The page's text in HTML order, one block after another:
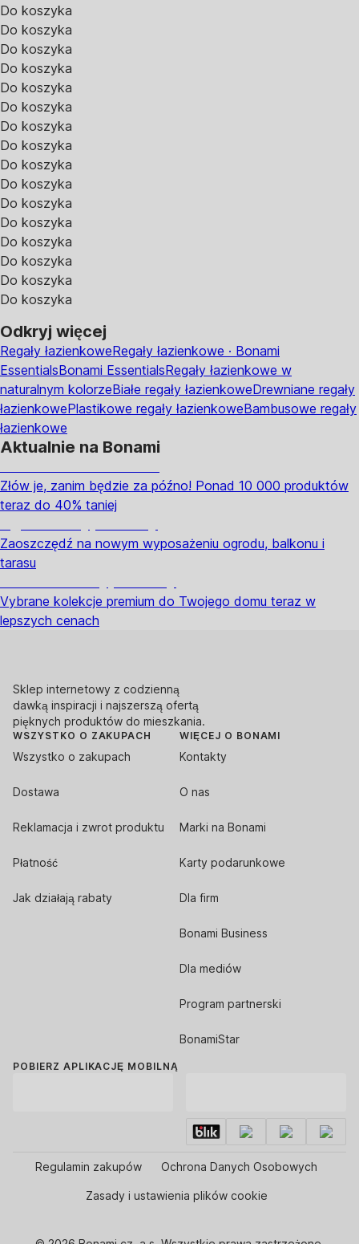
Do koszyka
Do koszyka
Do koszyka
Do koszyka
Do koszyka
Do koszyka
Do koszyka
Do koszyka
Do koszyka
Do koszyka
Do koszyka
Do koszyka
Do koszyka
Do koszyka
Do koszyka
Do koszyka
Odkryj więcej
Regały łazienkoweRegały łazienkowe · Bonami
EssentialsBonami EssentialsRegały łazienkowe w
naturalnym kolorzeBiałe regały łazienkoweDrewniane regały
łazienkowePlastikowe regały łazienkoweBambusowe regały
łazienkowe
Aktualnie na Bonami
Złów je, zanim będzie za późno! Ponad 10 000 produktów
teraz do 40% taniej
Zaoszczędź na nowym wyposażeniu ogrodu, balkonu i
tarasu
Vybrane kolekcje premium do Twojego domu teraz w
lepszych cenach
Sklep internetowy z codzienną
dawką inspiracji i najszerszą ofertą
pięknych produktów do mieszkania.
WSZYSTKO O ZAKUPACH
Wszystko o zakupach
Dostawa
Reklamacja i zwrot produktu
Płatność
Jak działają rabaty
WIĘCEJ O BONAMI
Kontakty
O nas
Marki na Bonami
Karty podarunkowe
Dla firm
Bonami Business
Dla mediów
Program partnerski
BonamiStar
POBIERZ APLIKACJĘ MOBILNĄ
Regulamin zakupów Ochrona Danych Osobowych
Zasady i ustawienia plików cookie